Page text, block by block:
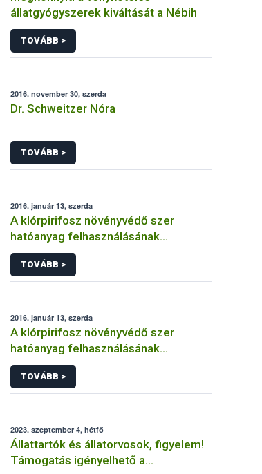
állatgyógyszerek kiváltását a Nébih
TOVÁBB >
2016. november 30, szerda
Dr. Schweitzer Nóra
TOVÁBB >
2016. január 13, szerda
A klórpirifosz növényvédő szer
hatóanyag felhasználásának
korlátozása
TOVÁBB >
2016. január 13, szerda
A klórpirifosz növényvédő szer
hatóanyag felhasználásának
korlátozása
TOVÁBB >
2023. szeptember 4, hétfő
Állattartók és állatorvosok, figyelem!
Támogatás igényelhető a